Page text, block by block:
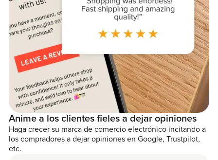
Anime a los clientes fieles a dejar opiniones
Haga crecer su marca de comercio electrónico incitando a
los compradores a dejar opiniones en Google, Trustpilot,
etc.